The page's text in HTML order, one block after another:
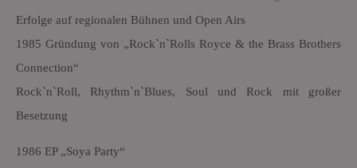
Erfolge auf regionalen Bühnen und Open Airs
1985 Gründung von „Rock`n`Rolls Royce & the Brass Brothers
Connection“
Rock`n`Roll, Rhythm`n`Blues, Soul und Rock mit großer
Besetzung
1986 EP „Soya Party“